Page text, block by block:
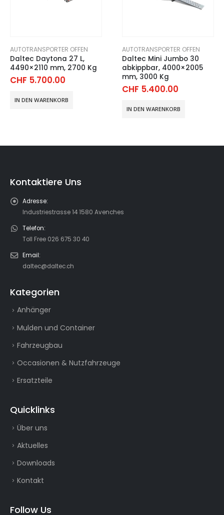
AUTOTRANSPORTER OFFEN
Daltec Daytona 27 L,
4490×2110 mm, 2700 Kg
CHF 5.700.00
IN DEN WARENKORB
AUTOTRANSPORTER OFFEN
Daltec Mini Jumbo 30
abkippbar, 4000×2005
mm, 3000 Kg
CHF 5.400.00
IN DEN WARENKORB
Kontaktiere Uns
Adresse:
Industriestrasse 14 1580 Avenches
Telefon:
Toll Free 026 675 30 40
Email:
daltec@daltec.ch
Kategorien
Anhänger
Mulden und Container
Fahrzeugbau
Occasionen & Nutzfahrzeuge
Ersatzteile
Quicklinks
Über uns
Aktuelles
Downloads
Kontakt
Follow Us